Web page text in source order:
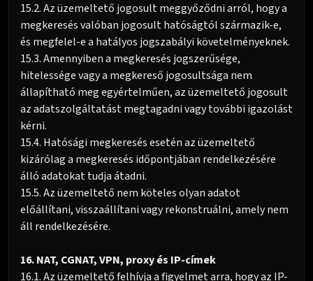
15.2. Az üzemeltető jogosult meggyőződni arról, hogy a
megkeresés valóban jogosult hatóságtól származik-e,
és megfelel-e a hatályos jogszabályi követelményeknek.
15.3. Amennyiben a megkeresés jogszerűsége,
hitelessége vagy a megkereső jogosultsága nem
állapítható meg egyértelműen, az üzemeltető jogosult
az adatszolgáltatást megtagadni vagy további igazolást
kérni.
15.4. Hatósági megkeresés esetén az üzemeltető
kizárólag a megkeresés időpontjában rendelkezésére
álló adatokat tudja átadni.
15.5. Az üzemeltető nem köteles olyan adatot
előállítani, visszaállítani vagy rekonstruálni, amely nem
áll rendelkezésére.
16. NAT, CGNAT, VPN, proxy és IP-címek
16.1. Az üzemeltető felhívja a figyelmet arra, hogy az IP-